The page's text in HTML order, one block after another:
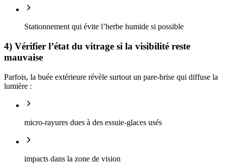
Stationnement qui évite l’herbe humide si possible
4) Vérifier l’état du vitrage si la visibilité reste
mauvaise
Parfois, la buée extérieure révèle surtout un pare-brise qui diffuse la
lumière :
micro-rayures dues à des essuie-glaces usés
impacts dans la zone de vision